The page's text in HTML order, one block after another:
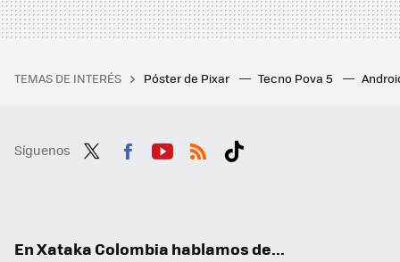
TEMAS DE INTERÉS Póster de Pixar Tecno Pova 5
Síguenos
En Xataka Colombia hablamos de...